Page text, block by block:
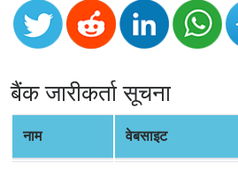
Credit
Card
Random
Credit
Card
Generator
बैंक जारीकर्ता सूचना
नाम वेबसाइट